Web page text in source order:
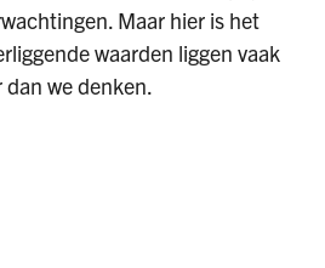
Maar hier is het
waarden liggen vaak
we denken.